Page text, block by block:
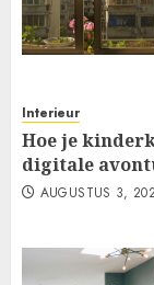
Interieur
Hoe je
digitale
AUGUSTUS 3,